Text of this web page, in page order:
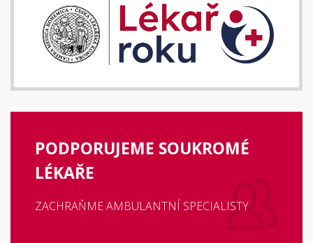
PODPORUJEME SOUKROMÉ
LÉKAŘE
ZACHRAŇME AMBULANTNÍ SPECIALISTY